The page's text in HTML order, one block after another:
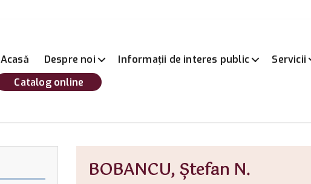
Acasă Despre noi Informații de interes public Servicii
Catalog online
BOBANCU, Ştefan N.